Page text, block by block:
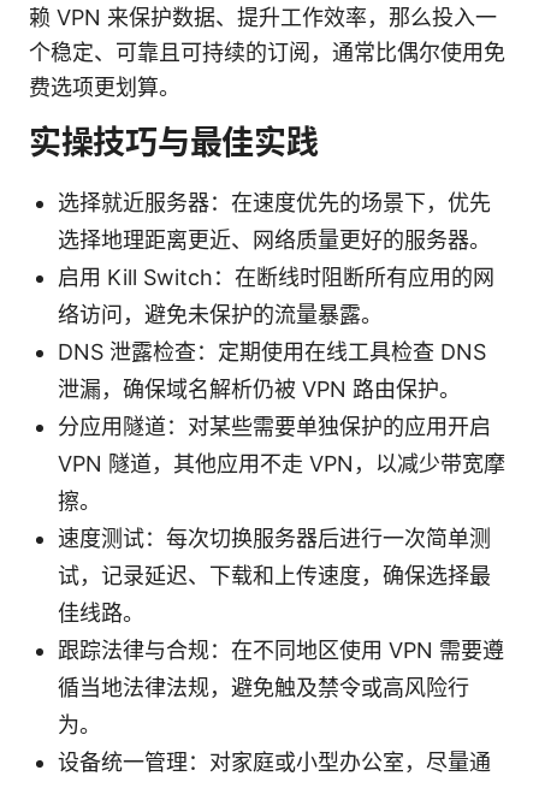
赖 VPN 来保护数据、提升工作效率，那么投入一
个稳定、可靠且可持续的订阅，通常比偶尔使用免
费选项更划算。
实操技巧与最佳实践
选择就近服务器：在速度优先的场景下，优先
选择地理距离更近、网络质量更好的服务器。
启用 Kill Switch：在断线时阻断所有应用的网
络访问，避免未保护的流量暴露。
DNS 泄露检查：定期使用在线工具检查 DNS
泄漏，确保域名解析仍被 VPN 路由保护。
分应用隧道：对某些需要单独保护的应用开启
VPN 隧道，其他应用不走 VPN，以减少带宽摩
擦。
速度测试：每次切换服务器后进行一次简单测
试，记录延迟、下载和上传速度，确保选择最
佳线路。
跟踪法律与合规：在不同地区使用 VPN 需要遵
循当地法律法规，避免触及禁令或高风险行
为。
设备统一管理：对家庭或小型办公室，尽量通